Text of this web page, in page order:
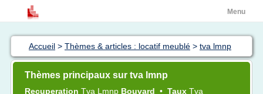
Menu
Accueil > Thèmes & articles : locatif meublé > tva lmnp
Thèmes principaux sur tva lmnp
Recuperation Tva Lmnp Bouvard • Taux Tva